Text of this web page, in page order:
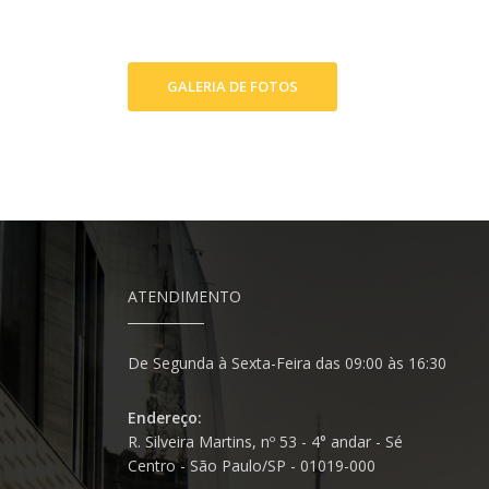
ATENDIMENTO
De Segunda à Sexta-Feira das 09:00 às 16:30
Endereço:
R. Silveira Martins, nº 53 - 4° andar - Sé
Centro - São Paulo/SP - 01019-000